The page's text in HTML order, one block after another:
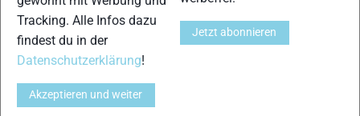
39
Tracking. Alle Infos dazu
findest du in der
Datenschutzerklärung!
Akzeptieren und weiter
Jetzt abonnieren